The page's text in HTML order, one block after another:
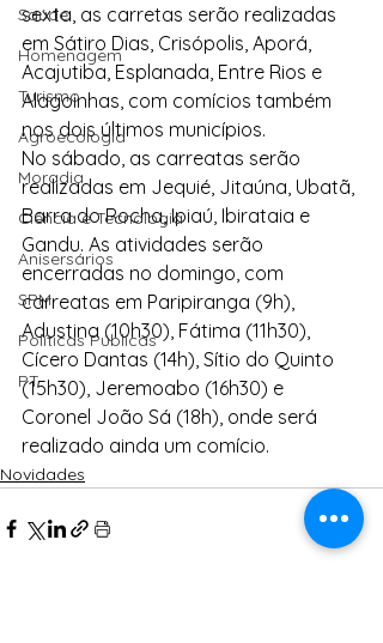
Saúde
Homenagem
Turismo
Agroecologia
Moradia
Ciência e Tecnologia
Anisersários
SPM
Políticas Públicas
PT
sexta, as carretas serão realizadas
em Sátiro Dias, Crisópolis, Aporá,
Acajutiba, Esplanada, Entre Rios e
Alagoinhas, com comícios também
nos dois últimos municípios.
No sábado, as carreatas serão
realizadas em Jequié, Jitaúna, Ubatã,
Barra do Rocha, Ipiaú, Ibirataia e
Gandu. As atividades serão
encerradas no domingo, com
carreatas em Paripiranga (9h),
Adustina (10h30), Fátima (11h30),
Cícero Dantas (14h), Sítio do Quinto
(15h30), Jeremoabo (16h30) e
Coronel João Sá (18h), onde será
realizado ainda um comício.
Novidades